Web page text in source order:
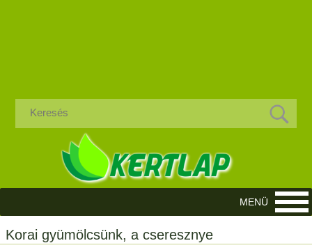
Korai gyümölcsünk, a cseresznye